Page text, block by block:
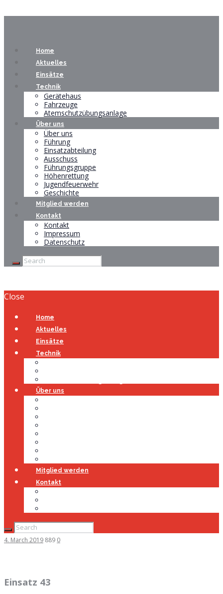
Home
Aktuelles
Einsätze
Technik
Gerätehaus
Fahrzeuge
Atemschutzübungsanlage
Über uns
Über uns
Führung
Einsatzabteilung
Ausschuss
Führungsgruppe
Höhenrettung
Jugendfeuerwehr
Geschichte
Mitglied werden
Kontakt
Kontakt
Impressum
Datenschutz
Close
Home
Aktuelles
Einsätze
Technik
Über uns
Mitglied werden
Kontakt
4. March 2019 889 0
Einsatz 43